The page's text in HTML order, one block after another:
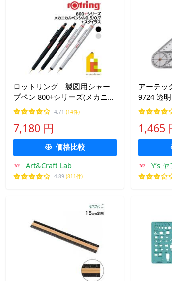
ロットリング 製図用シャー
プペン 800+シリーズ(メカニカ
ルペンシル+スタイラス)【ブラ
ック/シルバー/0.5/0.7】
4.71 (14件)
7,180 円
価格比較
Art&Craft Lab
4.89 (811件)
アーテッ
9724 透
1,465
Y’s